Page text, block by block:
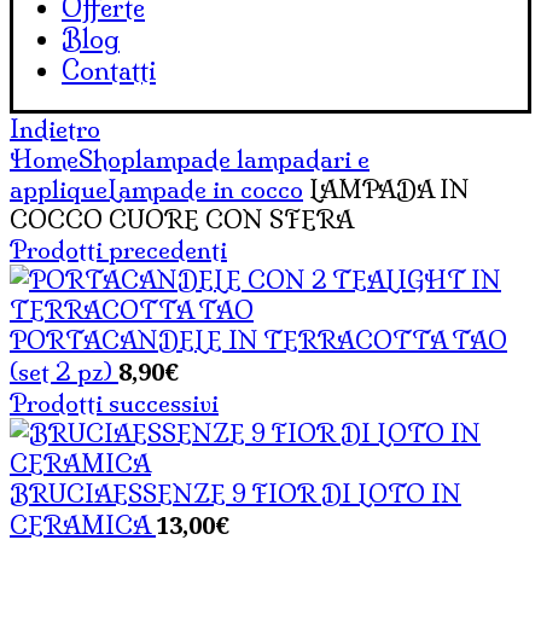
Offerte
Blog
Contatti
Indietro
HomeShoplampade lampadari e
appliqueLampade in cocco LAMPADA IN
COCCO CUORE CON SFERA
Prodotti precedenti
PORTACANDELE IN TERRACOTTA TAO
(set 2 pz) 8,90€
Prodotti successivi
BRUCIAESSENZE 9 FIOR DI LOTO IN
CERAMICA 13,00€